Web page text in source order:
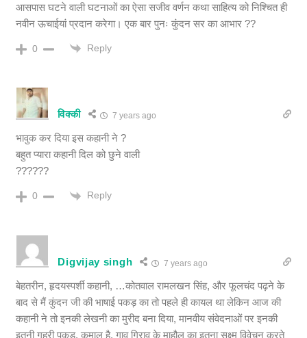
आसपास घटने वाली घटनाओं का ऐसा सजीव वर्णन कथा साहित्य को निश्चित ही
नवीन ऊचाईयां प्रदान करेगा। एक बार पुनः कुंदन सर का आभार ??
0 Reply
विक्की 7 years ago
भावुक कर दिया इस कहानी ने ?
बहुत प्यारा कहानी दिल को छुने वाली
??????
0 Reply
Digvijay singh 7 years ago
बेहतरीन, हृदयस्पर्शी कहानी, …कोतवाल रामलखन सिंह, और फूलचंद पढ़ने के
बाद से मैं कुंदन जी की भाषाई पकड़ का तो पहले ही कायल था लेकिन आज की
कहानी ने तो इनकी लेखनी का मुरीद बना दिया, मानवीय संवेदनाओं पर इनकी
इतनी गहरी पकड़, कमाल है, गाव गिराव के माहौल का इतना सूक्ष्म विवेचन करते